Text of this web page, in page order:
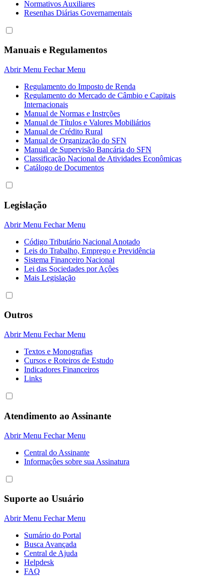
Normativos Auxiliares
Resenhas Diárias Governamentais
Manuais e Regulamentos
Abrir Menu Fechar Menu
Regulamento do Imposto de Renda
Regulamento do Mercado de Câmbio e Capitais
Internacionais
Manual de Normas e Instrções
Manual de Títulos e Valores Mobiliários
Manual de Crédito Rural
Manual de Organização do SFN
Manual de Supervisão Bancária do SFN
Classificação Nacional de Atividades Econômicas
Catálogo de Documentos
Legislação
Abrir Menu Fechar Menu
Código Tributário Nacional Anotado
Leis do Trabalho, Emprego e Previdência
Sistema Financeiro Nacional
Lei das Sociedades por Açôes
Mais Legislação
Outros
Abrir Menu Fechar Menu
Textos e Monografias
Cursos e Roteiros de Estudo
Indicadores Financeiros
Links
Atendimento ao Assinante
Abrir Menu Fechar Menu
Central do Assinante
Informaçôes sobre sua Assinatura
Suporte ao Usuário
Abrir Menu Fechar Menu
Sumário do Portal
Busca Avançada
Central de Ajuda
Helpdesk
FAQ